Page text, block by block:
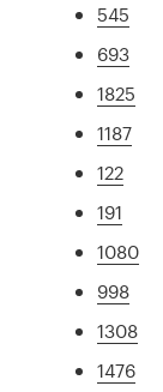
545
693
1825
1187
122
191
1080
998
1308
1476